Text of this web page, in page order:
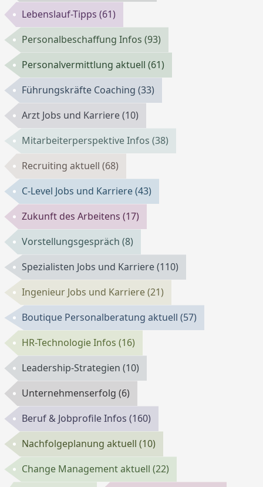
Lebenslauf-Tipps(61)
Personalbeschaffung Infos(93)
Personalvermittlung aktuell(61)
Führungskräfte Coaching(33)
Arzt Jobs und Karriere(10)
Mitarbeiterperspektive Infos(38)
Recruiting aktuell(68)
C-Level Jobs und Karriere(43)
Zukunft des Arbeitens(17)
Vorstellungsgespräch(8)
Spezialisten Jobs und Karriere(110)
Ingenieur Jobs und Karriere(21)
Boutique Personalberatung aktuell(57)
HR-Technologie Infos(16)
Leadership-Strategien(10)
Unternehmenserfolg(6)
Beruf & Jobprofile Infos(160)
Nachfolgeplanung aktuell(10)
Change Management aktuell(22)